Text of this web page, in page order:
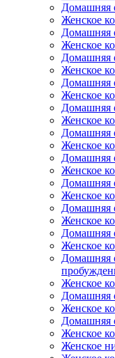
Домашняя
Женское
Домашняя
Женское
Домашняя
Женское
Домашняя
Женское
Домашняя
Женское
Домашняя
Женское
Домашняя
Женское
Домашняя
Женское
Домашняя
Женское
Домашняя
Женское
Домашняя
Женское
Домашняя
Женское
Домашняя
Женское
Женское